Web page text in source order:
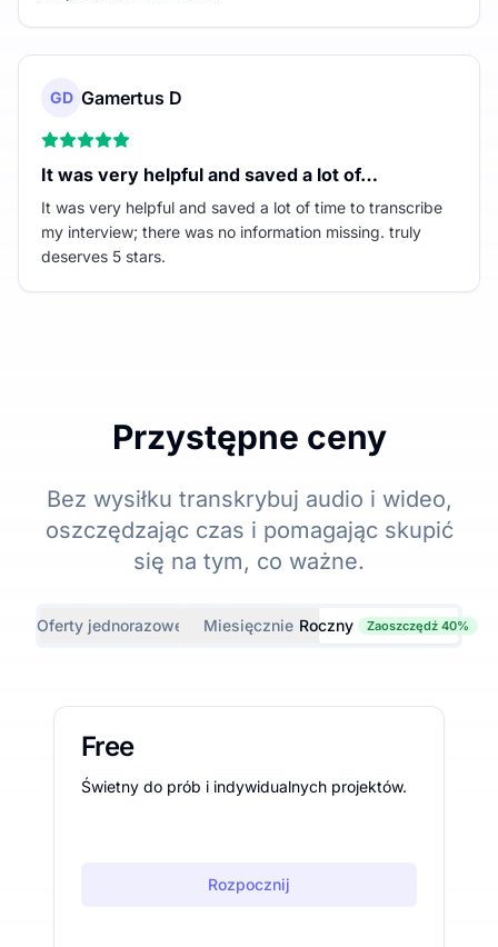
GD Gamertus D
It was very helpful and saved a lot of…
It was very helpful and saved a lot of time to transcribe
my interview; there was no information missing. truly
deserves 5 stars.
Przystępne ceny
Bez wysiłku transkrybuj audio i wideo,
oszczędzając czas i pomagając skupić
się na tym, co ważne.
Oferty jednorazowe Miesięcznie Roczny Zaoszczędź 40%
Free
Świetny do prób i indywidualnych projektów.
Rozpocznij